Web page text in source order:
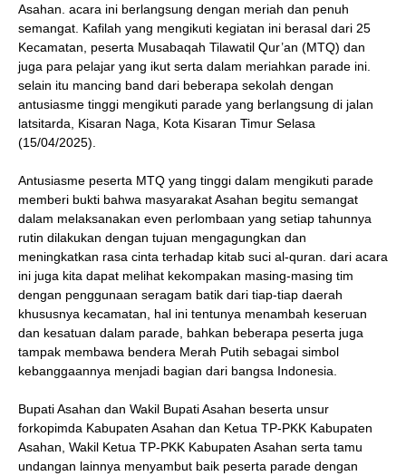
Asahan. acara ini berlangsung dengan meriah dan penuh
semangat. Kafilah yang mengikuti kegiatan ini berasal dari 25
Kecamatan, peserta Musabaqah Tilawatil Qur’an (MTQ) dan
juga para pelajar yang ikut serta dalam meriahkan parade ini.
selain itu mancing band dari beberapa sekolah dengan
antusiasme tinggi mengikuti parade yang berlangsung di jalan
latsitarda, Kisaran Naga, Kota Kisaran Timur Selasa
(15/04/2025).
Antusiasme peserta MTQ yang tinggi dalam mengikuti parade
memberi bukti bahwa masyarakat Asahan begitu semangat
dalam melaksanakan even perlombaan yang setiap tahunnya
rutin dilakukan dengan tujuan mengagungkan dan
meningkatkan rasa cinta terhadap kitab suci al-quran. dari acara
ini juga kita dapat melihat kekompakan masing-masing tim
dengan penggunaan seragam batik dari tiap-tiap daerah
khususnya kecamatan, hal ini tentunya menambah keseruan
dan kesatuan dalam parade, bahkan beberapa peserta juga
tampak membawa bendera Merah Putih sebagai simbol
kebanggaannya menjadi bagian dari bangsa Indonesia.
Bupati Asahan dan Wakil Bupati Asahan beserta unsur
forkopimda Kabupaten Asahan dan Ketua TP-PKK Kabupaten
Asahan, Wakil Ketua TP-PKK Kabupaten Asahan serta tamu
undangan lainnya menyambut baik peserta parade dengan